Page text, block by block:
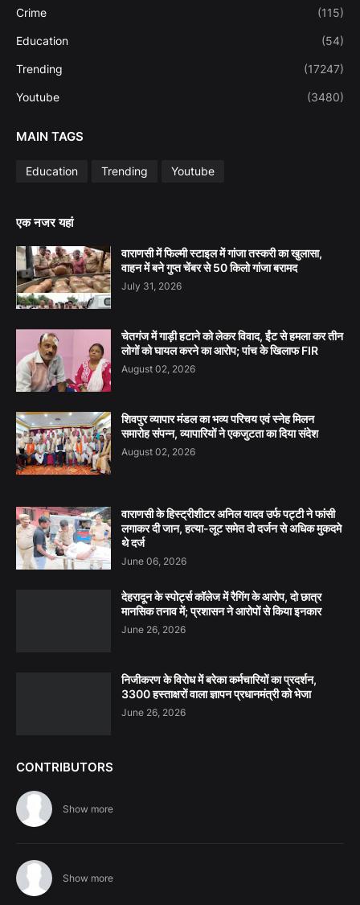
Crime (115)
Education (54)
Trending (17247)
Youtube (3480)
MAIN TAGS
Education Trending Youtube
एक नजर यहां
वाराणसी में फिल्मी स्टाइल में गांजा तस्करी का खुलासा,
वाहन में बने गुप्त चेंबर से 50 किलो गांजा बरामद
July 31, 2026
चेतगंज में गाड़ी हटाने को लेकर विवाद, ईंट से हमला कर तीन
लोगों को घायल करने का आरोप; पांच के खिलाफ FIR
August 02, 2026
शिवपुर व्यापार मंडल का भव्य परिचय एवं स्नेह मिलन
समारोह संपन्न, व्यापारियों ने एकजुटता का दिया संदेश
August 02, 2026
वाराणसी के हिस्ट्रीशीटर अनिल यादव उर्फ पट्टी ने फांसी
लगाकर दी जान, हत्या-लूट समेत दो दर्जन से अधिक मुकदमे
थे दर्ज
June 06, 2026
देहरादून के स्पोर्ट्स कॉलेज में रैगिंग के आरोप, दो छात्र
मानसिक तनाव में; प्रशासन ने आरोपों से किया इनकार
June 26, 2026
निजीकरण के विरोध में बरेका कर्मचारियों का प्रदर्शन,
3300 हस्ताक्षरों वाला ज्ञापन प्रधानमंत्री को भेजा
June 26, 2026
CONTRIBUTORS
Show more
Show more